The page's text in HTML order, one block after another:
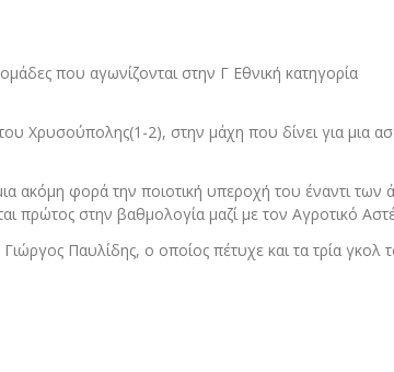
που αγωνίζονται στην Γ Εθνική κατηγορία
Χρυσούπολης(1-2), στην μάχη που δίνει για μια
ακόμη φορά την ποιοτική υπεροχή του έναντι των
πρώτος στην βαθμολογία μαζί με τον Αγροτικό
Παυλίδης, ο οποίος πέτυχε και τα τρία γκολ